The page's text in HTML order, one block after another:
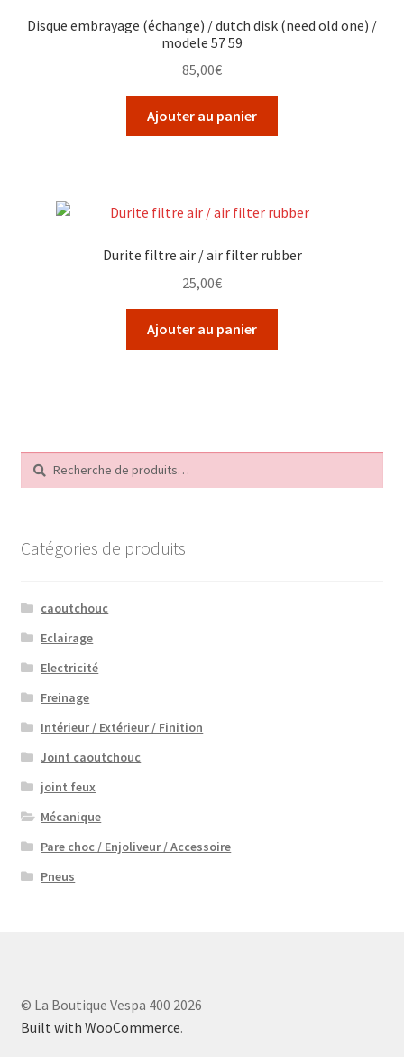
Disque embrayage (échange) / dutch disk (need old one) /
modele 57 59
85,00€
Ajouter au panier
Durite filtre air / air filter rubber
25,00€
Ajouter au panier
Recherche
pour :
Recherche
Catégories de produits
caoutchouc
Eclairage
Electricité
Freinage
Intérieur / Extérieur / Finition
Joint caoutchouc
joint feux
Mécanique
Pare choc / Enjoliveur / Accessoire
Pneus
© La Boutique Vespa 400 2026
Built with WooCommerce.